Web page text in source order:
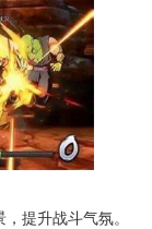
提升战斗气氛。